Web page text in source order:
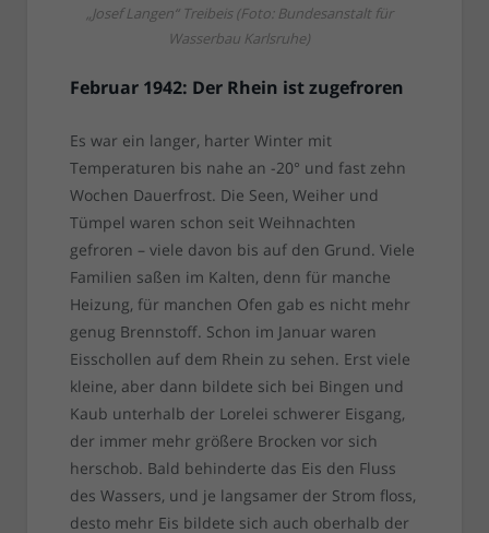
„Josef Langen“ Treibeis (Foto: Bundesanstalt für
Wasserbau Karlsruhe)
Februar 1942: Der Rhein ist zugefroren
Es war ein langer, harter Winter mit
Temperaturen bis nahe an -20° und fast zehn
Wochen Dauerfrost. Die Seen, Weiher und
Tümpel waren schon seit Weihnachten
gefroren – viele davon bis auf den Grund. Viele
Familien saßen im Kalten, denn für manche
Heizung, für manchen Ofen gab es nicht mehr
genug Brennstoff. Schon im Januar waren
Eisschollen auf dem Rhein zu sehen. Erst viele
kleine, aber dann bildete sich bei Bingen und
Kaub unterhalb der Lorelei schwerer Eisgang,
der immer mehr größere Brocken vor sich
herschob. Bald behinderte das Eis den Fluss
des Wassers, und je langsamer der Strom floss,
desto mehr Eis bildete sich auch oberhalb der